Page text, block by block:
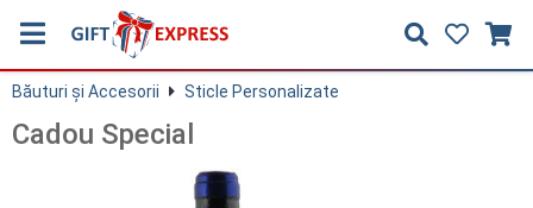
Băuturi și Accesorii Sticle Personalizate
Cadou Special